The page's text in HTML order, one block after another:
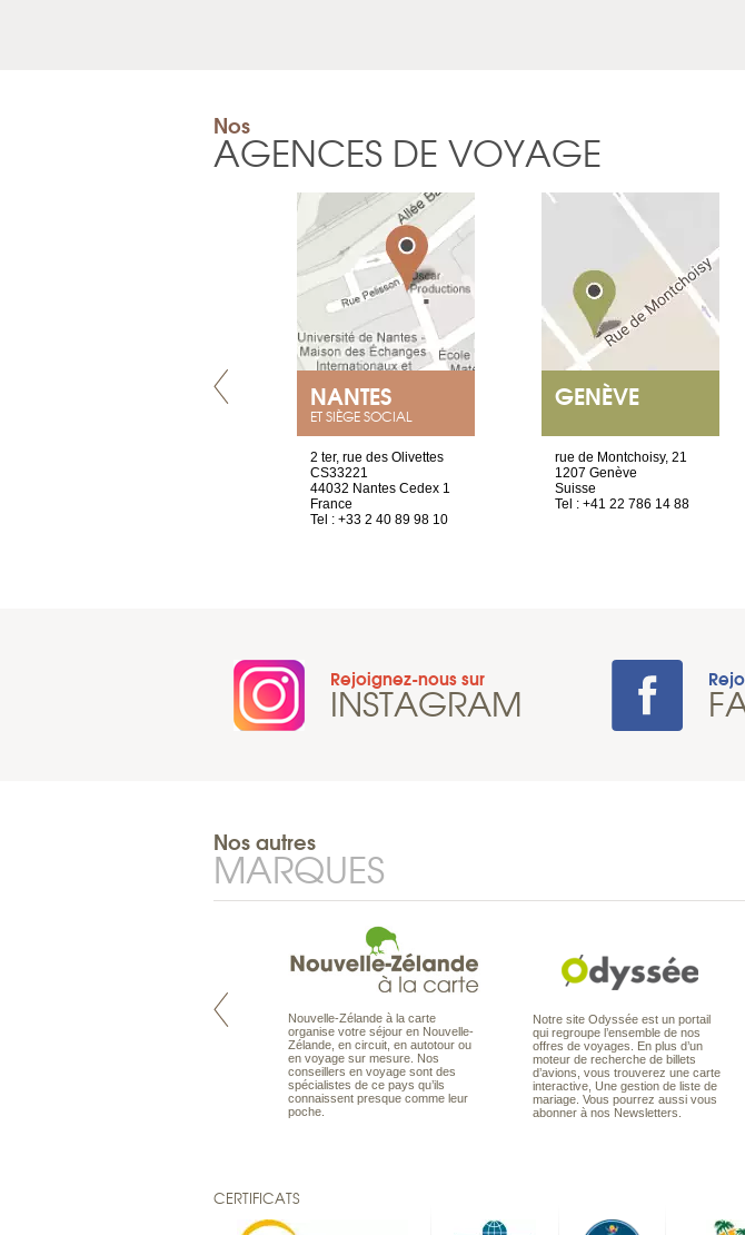
Nos
AGENCES DE VOYAGE
NANTES
ET SIÈGE SOCIAL
2 ter, rue des Olivettes
CS33221
44032 Nantes Cedex 1
France
Tel : +33 2 40 89 98 10
GENÈVE
rue de Montchoisy, 21
1207 Genève
Suisse
Tel : +41 22 786 14 88
Rejoignez-nous sur
INSTAGRAM
Nos autres
MARQUES
Pacifique à la carte est le spécialiste
Nouvelle-Zélande à la carte
organise votre séjour en Nouvelle-
Zélande, en circuit, en autotour ou
en voyage sur mesure. Nos
conseillers en voyage sont des
spécialistes de ce pays qu’ils
connaissent presque comme leur
poche.
Notre site Odyssée est un portail
qui regroupe l’ensemble de nos
offres de voyages. En plus d’un
moteur de recherche de billets
d’avions, vous trouverez une carte
interactive, Une gestion de liste de
mariage. Vous pourrez aussi vous
abonner à nos Newsletters.
CERTIFICATS